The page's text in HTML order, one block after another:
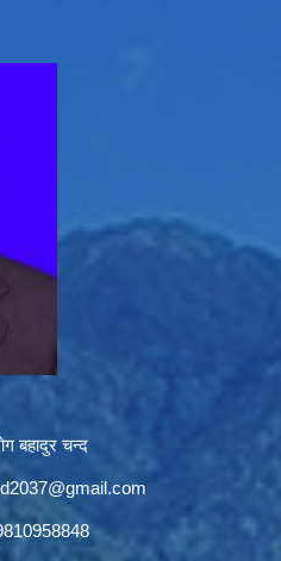
बहादुर चन्द